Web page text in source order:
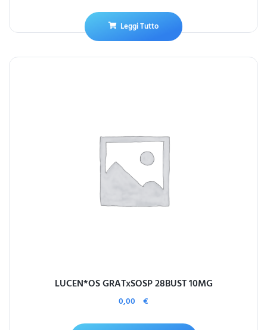
Leggi Tutto
LUCEN*OS GRATxSOSP 28BUST 10MG
0,00 €